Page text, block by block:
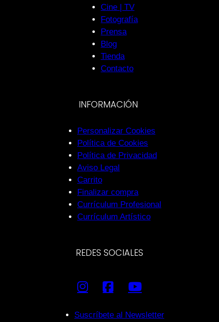
Cine | TV
Fotografía
Prensa
Blog
Tienda
Contacto
INFORMACIÓN
Personalizar Cookies
Política de Cookies
Política de Privacidad
Aviso Legal
Carrito
Finalizar compra
Currículum Profesional
Currículum Artístico
REDES SOCIALES
Suscríbete al Newsletter